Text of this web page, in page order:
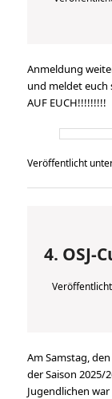
Anmeldung
und meldet euch
AUF EUCH!!!!!!!!!
Veröffentlicht
4. OSJ-
Am Samstag,
der Saison 2025/
Jugendlichen